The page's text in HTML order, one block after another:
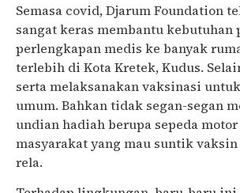
Semasa covid, Djarum Foundation
sangat keras membantu kebutuhan
perlengkapan medis ke banyak
terlebih di Kota Kretek, Kudus.
serta melaksanakan vaksinasi
umum. Bahkan tidak segan-segan
undian hadiah berupa sepeda
masyarakat yang mau suntik
rela.